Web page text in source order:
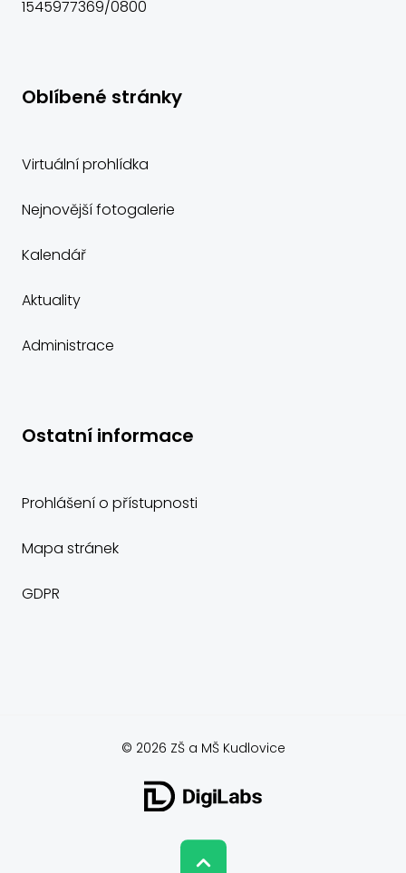
1545977369/0800
Oblíbené stránky
Virtuální prohlídka
Nejnovější fotogalerie
Kalendář
Aktuality
Administrace
Ostatní informace
Prohlášení o přístupnosti
Mapa stránek
GDPR
© 2026 ZŠ a MŠ Kudlovice